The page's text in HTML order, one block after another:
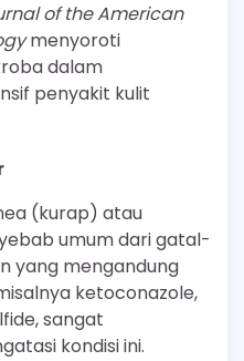
of the American
menyoroti
dalam
penyakit kulit
(kurap) atau
umum dari gatal-
yang mengandung
ketoconazole,
sangat
kondisi ini.